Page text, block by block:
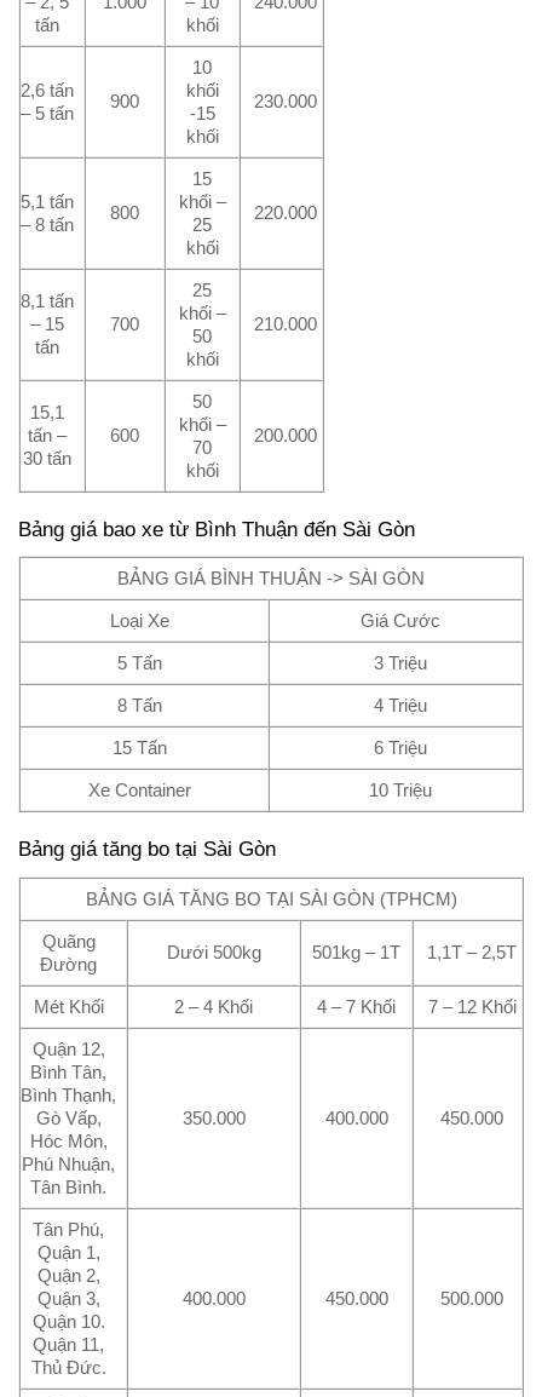
tấn
khối
2,6 tấn
– 5 tấn
900
10
khối
-15
khối
230.000
5,1 tấn
– 8 tấn
800
15
khối –
25
khối
220.000
8,1 tấn
– 15
tấn
700
25
khối –
50
khối
210.000
15,1
tấn –
30 tấn
600
50
khối –
70
khối
200.000
Bảng giá bao xe từ Bình Thuận đến Sài Gòn
BẢNG GIÁ BÌNH THUẬN -> SÀI GÒN
Loại Xe Giá Cước
5 Tấn 3 Triệu
8 Tấn 4 Triệu
15 Tấn 6 Triệu
Xe Container 10 Triệu
Bảng giá tăng bo tại Sài Gòn
BẢNG GIÁ TĂNG BO TẠI SÀI GÒN (TPHCM)
Quãng
Đường
Dưới 500kg 501kg – 1T 1,1T – 2,5T
Mét Khối 2 – 4 Khối 4 – 7 Khối 7 – 12 Khối
Quận 12,
Bình Tân,
Bình Thạnh,
Gò Vấp,
Hóc Môn,
Phú Nhuận,
Tân Bình.
350.000 400.000 450.000
Tân Phú,
Quận 1,
Quận 2,
Quận 3,
Quận 10.
Quận 11,
Thủ Đức.
400.000 450.000 500.000